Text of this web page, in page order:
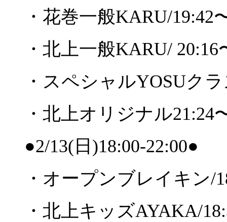
・花巻一般KARU/19:42
・北上一般KARU/ 20:16
・スペシャルYOSUク
・北上オリジナル21:24
●2/13( 日 )18:00-22:00●
・オープンブレイキン/
・北上キッズAYAKA/